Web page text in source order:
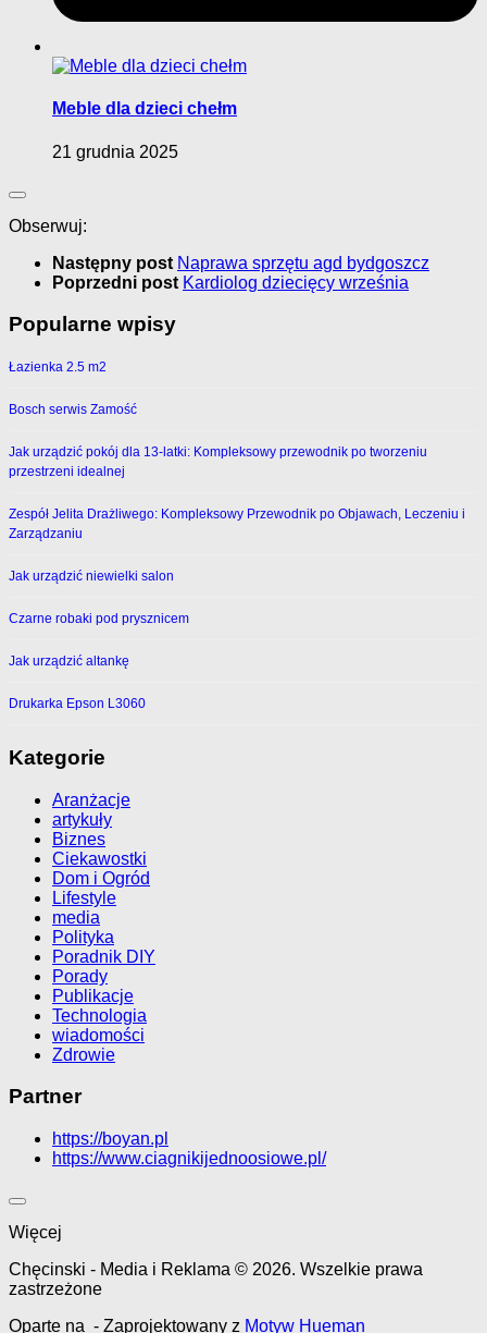
Meble dla dzieci chełm
21 grudnia 2025
Obserwuj:
Następny post Naprawa sprzętu agd bydgoszcz
Poprzedni post Kardiolog dziecięcy września
Popularne wpisy
Łazienka 2.5 m2
Bosch serwis Zamość
Jak urządzić pokój dla 13-latki: Kompleksowy przewodnik po tworzeniu
przestrzeni idealnej
Zespół Jelita Drażliwego: Kompleksowy Przewodnik po Objawach, Leczeniu i
Zarządzaniu
Jak urządzić niewielki salon
Czarne robaki pod prysznicem
Jak urządzić altankę
Drukarka Epson L3060
Kategorie
Aranżacje
artykuły
Biznes
Ciekawostki
Dom i Ogród
Lifestyle
media
Polityka
Poradnik DIY
Porady
Publikacje
Technologia
wiadomości
Zdrowie
Partner
https://boyan.pl
https://www.ciagnikijednoosiowe.pl/
Więcej
Chęcinski - Media i Reklama © 2026. Wszelkie prawa
zastrzeżone
Oparte na - Zaprojektowany z Motyw Hueman